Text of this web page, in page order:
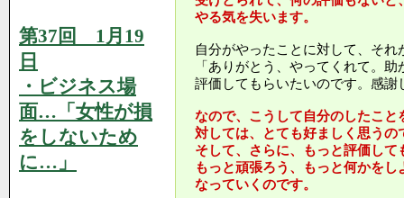
第37回 1月19
日
・ビジネス場
面…「女性が損
をしないため
に…」
やる気を失います。
自分がやったことに対して、それ
「ありがとう、やってくれて。助
評価してもらいたいのです。感謝
なので、こうして自分のしたこと
対しては、とても好ましく思うの
そして、さらに、もっと評価して
もっと頑張ろう、もっと何かをし
なっていくのです。